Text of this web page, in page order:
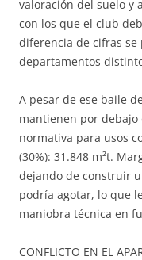
valoración del suelo y
con los que el club
diferencia de cifras se
departamentos
A pesar de ese baile
mantienen por
normativa para usos
(30%): 31.848 m²t.
dejando de construir
podría agotar, lo que
maniobra técnica en
CONFLICTO EN EL